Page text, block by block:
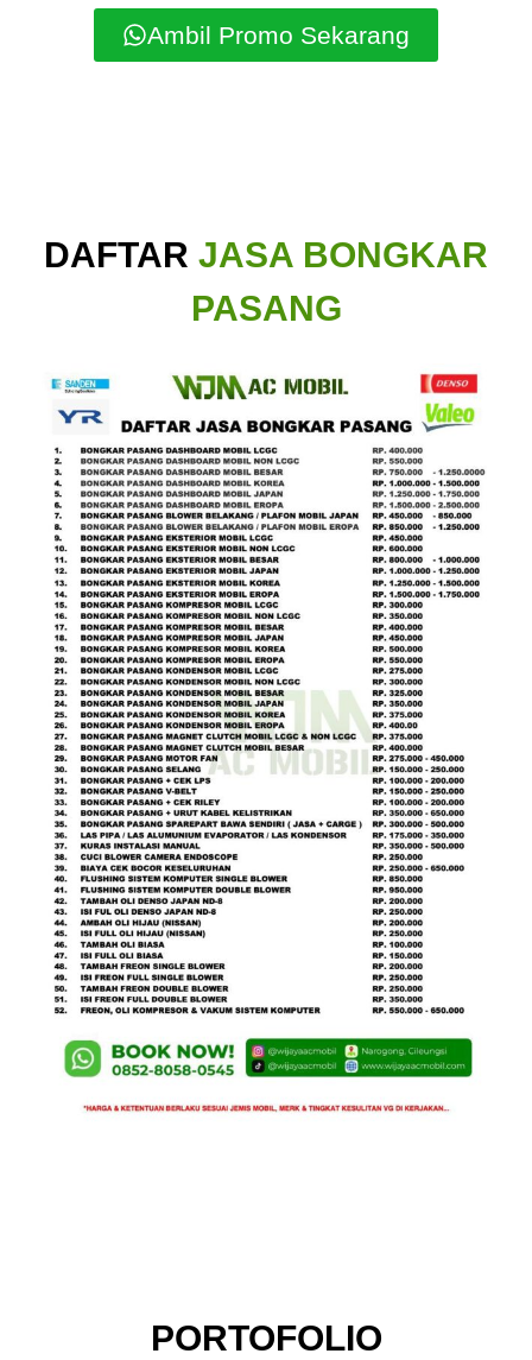
Ambil Promo Sekarang
DAFTAR JASA BONGKAR
PASANG
PORTOFOLIO